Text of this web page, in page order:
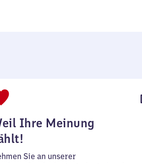
Ihre Meinung
Sie an unserer